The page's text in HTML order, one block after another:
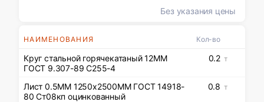
Без указания цены
НАИМЕНОВАНИЯ Кол-во
Круг стальной горячекатаный 12ММ
ГОСТ 9.307-89 С255-4
0.2 т
Лист 0.5ММ 1250х2500ММ ГОСТ 14918-
80 Ст08кп оцинкованный
0.8 т